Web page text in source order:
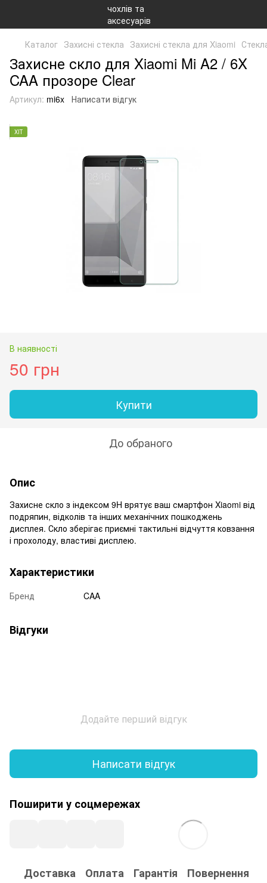
Каталог Захисні стекла Захисні стекла для Xiaomi
Захисне скло для Xiaomi Mi A2 / 6X
CAA прозоре Clear
Артикул: mi6x Написати відгук
ХІТ
В наявності
50 грн
Купити
До обраного
Опис
Захисне скло з індексом 9H врятує ваш смартфон Xiaomi від
подряпин, відколів та інших механічних пошкоджень
дисплея. Скло зберігає приємні тактильні відчуття ковзання
і прохолоду, властиві дисплею.
Характеристики
Бренд CAA
Відгуки
Додайте перший відгук
Написати відгук
Поширити у соцмережах
Доставка Оплата Гарантія Повернення